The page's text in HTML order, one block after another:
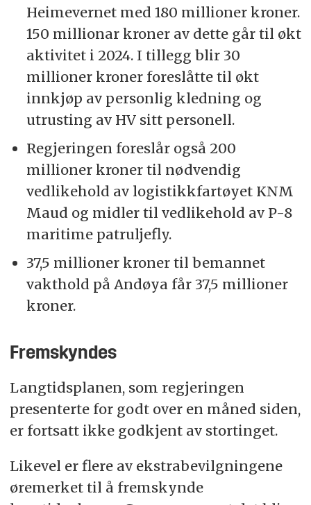
Heimevernet med 180 millioner kroner.
150 millionar kroner av dette går til økt
aktivitet i 2024. I tillegg blir 30
millioner kroner foreslåtte til økt
innkjøp av personlig kledning og
utrusting av HV sitt personell.
Regjeringen foreslår også 200
millioner kroner til nødvendig
vedlikehold av logistikkfartøyet KNM
Maud og midler til vedlikehold av P-8
maritime patruljefly.
37,5 millioner kroner til bemannet
vakthold på Andøya får 37,5 millioner
kroner.
Fremskyndes
Langtidsplanen, som regjeringen
presenterte for godt over en måned siden,
er fortsatt ikke godkjent av stortinget.
Likevel er flere av ekstrabevilgningene
øremerket til å fremskynde